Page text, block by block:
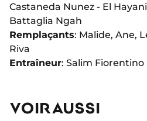
Castaneda Nunez - El
Battaglia Ngah
Remplaçants: Malide, Ane,
Riva
Entraîneur: Salim Fiorentino
VOIR AUSSI